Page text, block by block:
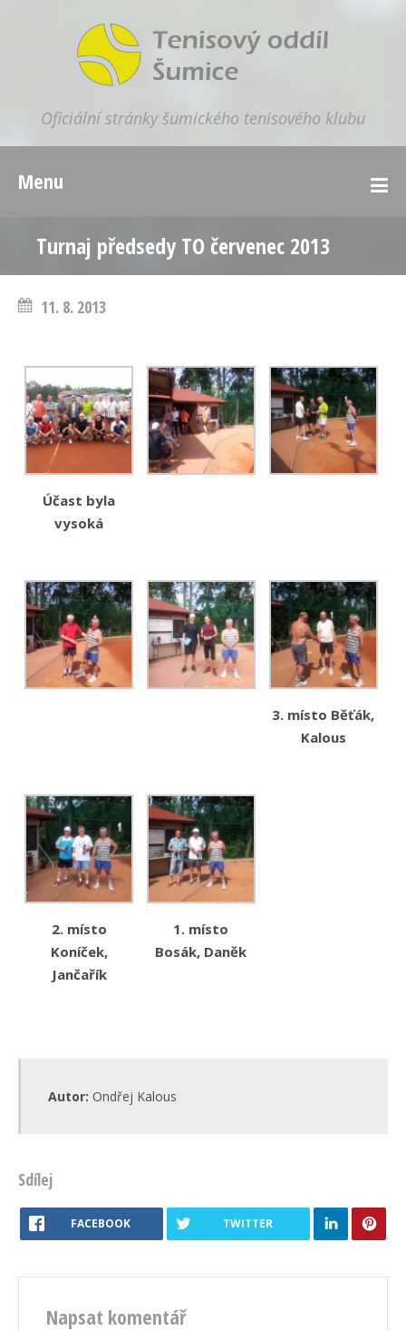
Oficiální stránky šumického tenisového klubu
Menu
Turnaj předsedy TO červenec 2013
11. 8. 2013
Účast byla
vysoká
3. místo Běťák,
Kalous
2. místo
Koníček,
Jančařík
1. místo
Bosák, Daněk
Autor: Ondřej Kalous
Sdílej
FACEBOOK TWITTER
Napsat komentář